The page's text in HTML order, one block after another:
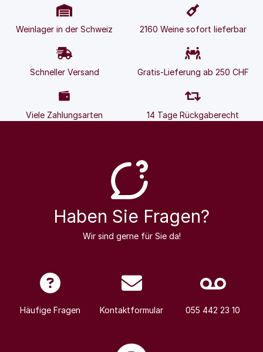
Weinlager in der Schweiz 2160 Weine sofort lieferbar
Schneller Versand Gratis-Lieferung ab 250 CHF
Viele Zahlungsarten 14 Tage Rückgaberecht
Haben Sie Fragen?
Wir sind gerne für Sie da!
Häufige Fragen Kontaktformular 055 442 23 10